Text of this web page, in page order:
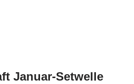
Januar-Setwelle